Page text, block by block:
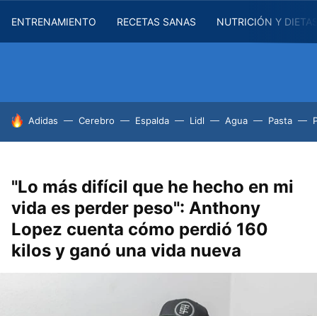
ENTRENAMIENTO RECETAS SANAS NUTRICIÓN Y
HOY SE HABLA DE
Adidas Cerebro Espalda Lidl Agua Pasta
"Lo más difícil que he hecho en mi
vida es perder peso": Anthony
Lopez cuenta cómo perdió 160
kilos y ganó una vida nueva